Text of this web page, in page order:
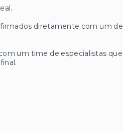
diretamente com um de
um time de especialistas que